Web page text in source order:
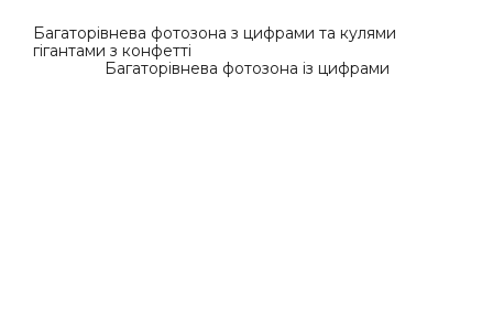
Багаторівнева фотозона з цифрами та кулями
гігантами з конфетті
Багаторівнева фотозона із цифрами